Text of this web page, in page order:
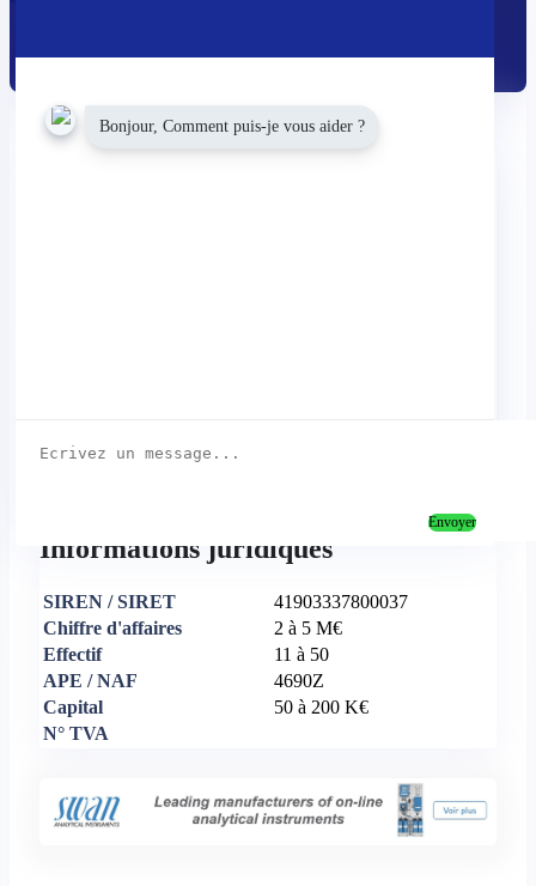
Bonjour, Comment puis-je vous aider ?
Envoyer
Présentation
déambulatoire.
Informations juridiques
SIREN / SIRET
41903337800037
Chiffre d'affaires
2 à 5 M€
Effectif
11 à 50
APE / NAF
4690Z
Capital
50 à 200 K€
N° TVA